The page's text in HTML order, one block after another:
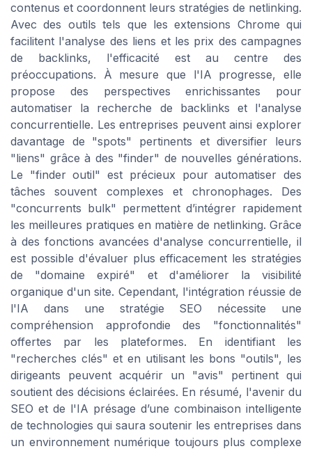
contenus et coordonnent leurs stratégies de netlinking.
Avec des outils tels que les extensions Chrome qui
facilitent l'analyse des liens et les prix des campagnes
de backlinks, l'efficacité est au centre des
préoccupations. À mesure que l'IA progresse, elle
propose des perspectives enrichissantes pour
automatiser la recherche de backlinks et l'analyse
concurrentielle. Les entreprises peuvent ainsi explorer
davantage de "spots" pertinents et diversifier leurs
"liens" grâce à des "finder" de nouvelles générations.
Le "finder outil" est précieux pour automatiser des
tâches souvent complexes et chronophages. Des
"concurrents bulk" permettent d’intégrer rapidement
les meilleures pratiques en matière de netlinking. Grâce
à des fonctions avancées d'analyse concurrentielle, il
est possible d'évaluer plus efficacement les stratégies
de "domaine expiré" et d'améliorer la visibilité
organique d'un site. Cependant, l'intégration réussie de
l'IA dans une stratégie SEO nécessite une
compréhension approfondie des "fonctionnalités"
offertes par les plateformes. En identifiant les
"recherches clés" et en utilisant les bons "outils", les
dirigeants peuvent acquérir un "avis" pertinent qui
soutient des décisions éclairées. En résumé, l'avenir du
SEO et de l'IA présage d’une combinaison intelligente
de technologies qui saura soutenir les entreprises dans
un environnement numérique toujours plus complexe